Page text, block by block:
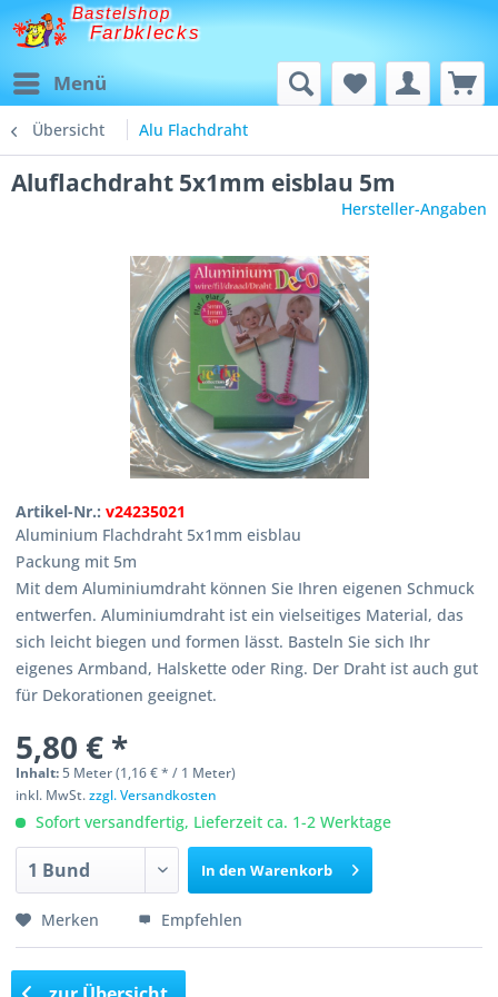
Bastelshop
Farbklecks
Menü
Übersicht Alu Flachdraht
Aluflachdraht 5x1mm eisblau 5m
Hersteller-Angaben
Artikel-Nr.:v24235021
Aluminium Flachdraht 5x1mm eisblau
Packung mit 5m
Mit dem Aluminiumdraht können Sie Ihren eigenen Schmuck
entwerfen. Aluminiumdraht ist ein vielseitiges Material, das
sich leicht biegen und formen lässt. Basteln Sie sich Ihr
eigenes Armband, Halskette oder Ring. Der Draht ist auch gut
für Dekorationen geeignet.
5,80 € *
Inhalt:5 Meter (1,16 € * / 1 Meter)
inkl. MwSt.zzgl. Versandkosten
Sofort versandfertig, Lieferzeit ca. 1-2 Werktage
In den Warenkorb
Merken Empfehlen